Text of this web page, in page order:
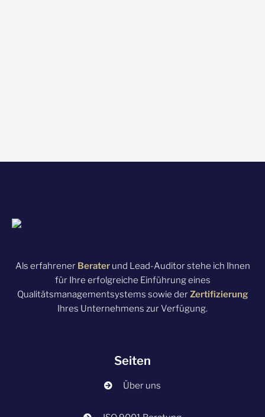
Als erfahrener Beraterund Lead-Auditor stehe ich Ihnen
für Ihre erfolgreiche Einführung eines
Qualitätsmanagementsystems sowie derZertifizierung
Ihres Unternehmens zur Verfügung.
Seiten
Über uns